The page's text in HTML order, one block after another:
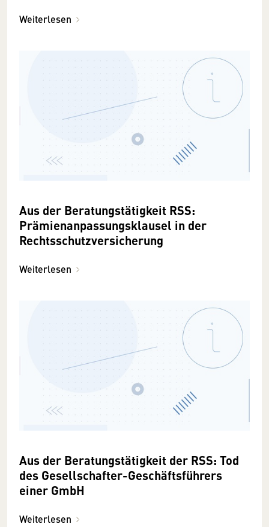
Weiterlesen
Aus der Beratungstätigkeit RSS:
Prämienanpassungsklausel in der
Rechtsschutzversicherung
Weiterlesen
Aus der Beratungstätigkeit der RSS: Tod
des Gesellschafter-Geschäftsführers
einer GmbH
Weiterlesen